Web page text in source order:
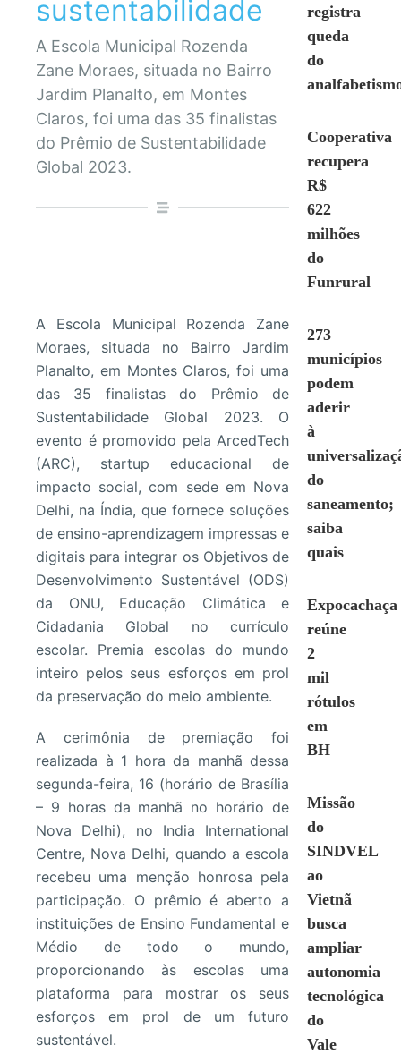
sustentabilidade
A Escola Municipal Rozenda
Zane Moraes, situada no Bairro
Jardim Planalto, em Montes
Claros, foi uma das 35 finalistas
do Prêmio de Sustentabilidade
Global 2023.
A Escola Municipal Rozenda Zane
Moraes, situada no Bairro Jardim
Planalto, em Montes Claros, foi uma
das 35 finalistas do Prêmio de
Sustentabilidade Global 2023. O
evento é promovido pela ArcedTech
(ARC), startup educacional de
impacto social, com sede em Nova
Delhi, na Índia, que fornece soluções
de ensino-aprendizagem impressas e
digitais para integrar os Objetivos de
Desenvolvimento Sustentável (ODS)
da ONU, Educação Climática e
Cidadania Global no currículo
escolar. Premia escolas do mundo
inteiro pelos seus esforços em prol
da preservação do meio ambiente.
A cerimônia de premiação foi
realizada à 1 hora da manhã dessa
segunda-feira, 16 (horário de Brasília
– 9 horas da manhã no horário de
Nova Delhi), no India International
Centre, Nova Delhi, quando a escola
recebeu uma menção honrosa pela
participação. O prêmio é aberto a
instituições de Ensino Fundamental e
Médio de todo o mundo,
proporcionando às escolas uma
plataforma para mostrar os seus
esforços em prol de um futuro
sustentável.
registra
queda
do
Cooperativa
recupera
R$
622
milhões
do
Funrural
273
municípios
podem
aderir
à
do
saneamento;
saiba
quais
Expocachaça
reúne
2
mil
rótulos
em
BH
Missão
do
SINDVEL
ao
Vietnã
busca
ampliar
autonomia
tecnológica
do
Vale